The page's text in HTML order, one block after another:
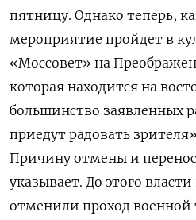
пятницу. Однако теперь,
мероприятие пройдет в
«Моссовет» на
которая находится на
большинство заявленных
приедут радовать
Причину отмены и
указывает. До этого
отменили проход военной